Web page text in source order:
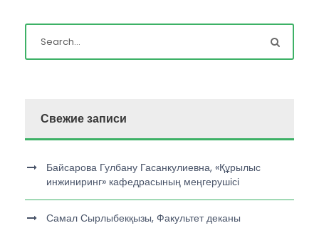
Свежие записи
Байсарова Гулбану Гасанкулиевна, «Құрылыс
инжиниринг» кафедрасының меңгерушісі
Самал Сырлыбекқызы, Факультет деканы